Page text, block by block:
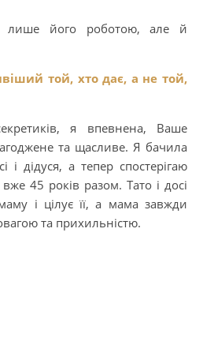
лише його роботою, але й
той, хто дає, а не той,
я впевнена, Ваше
та щасливе. Я бачила
дідуся, а тепер спостерігаю
вже 45 років разом. Тато і досі
і цілує її, а мама завжди
та прихильністю.